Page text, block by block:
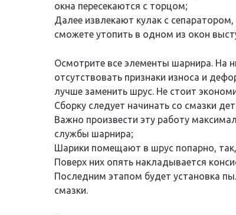
окна пересекаются с торцом;
Далее извлекают кулак с
сможете утопить в одном из окон
Осмотрите все элементы шарнира. На
отсутствовать признаки износа и
лучше заменить шрус. Не стоит
Сборку следует начинать со смазки
Важно произвести эту работу
службы шарнира;
Шарики помещают в шрус попарно,
Поверх них опять накладывается
Последним этапом будет установка
смазки.